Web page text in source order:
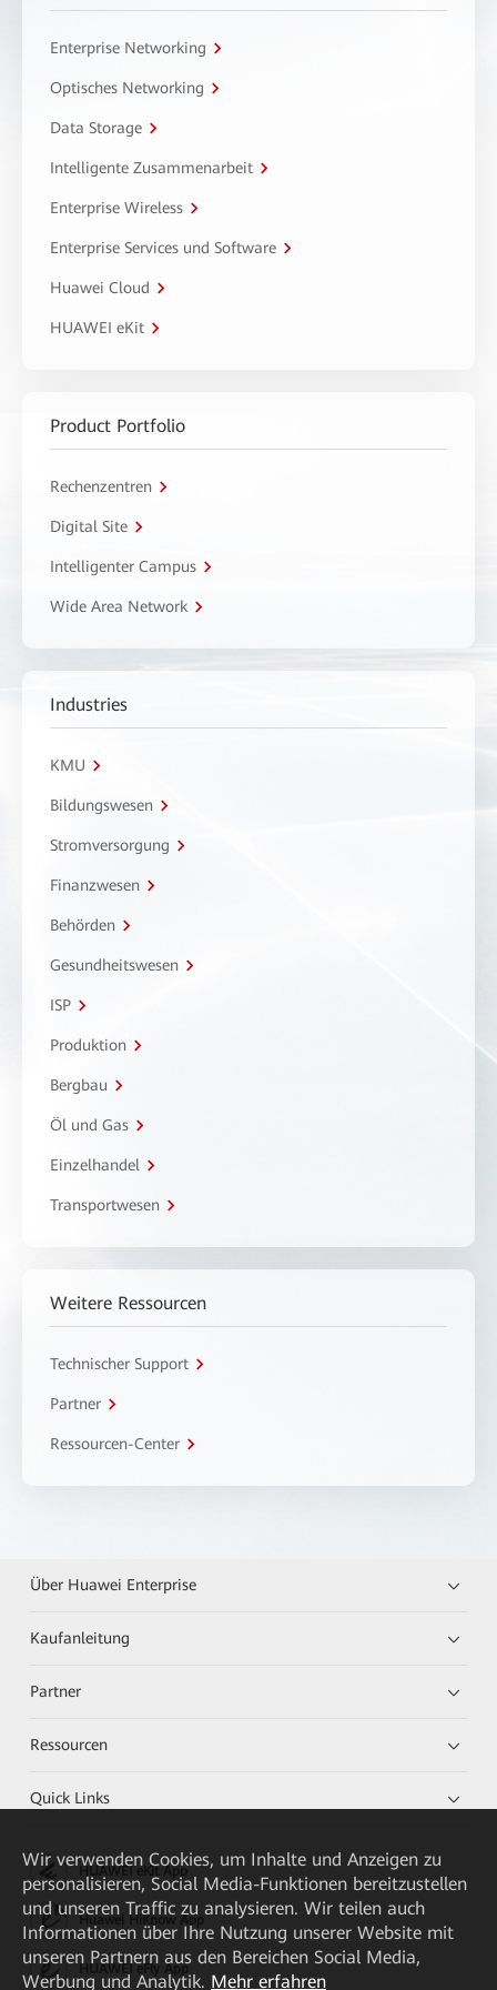
Enterprise Networking
Optisches Networking
Data Storage
Intelligente Zusammenarbeit
Enterprise Wireless
Enterprise Services und Software
Huawei Cloud
HUAWEI eKit
Product Portfolio
Rechenzentren
Digital Site
Intelligenter Campus
Wide Area Network
Industries
KMU
Bildungswesen
Stromversorgung
Finanzwesen
Behörden
Gesundheitswesen
ISP
Produktion
Bergbau
Öl und Gas
Einzelhandel
Transportwesen
Weitere Ressourcen
Technischer Support
Partner
Ressourcen-Center
Über Huawei Enterprise
Kaufanleitung
Partner
Ressourcen
Quick Links
HUAWEI eKit App
Huawei HiKnow App
HUAWEI eFly App
Wir verwenden Cookies, um Inhalte und Anzeigen zu
personalisieren, Social Media-Funktionen bereitzustellen
und unseren Traffic zu analysieren. Wir teilen auch
Informationen über Ihre Nutzung unserer Website mit
unseren Partnern aus den Bereichen Social Media,
Werbung und Analytik. Mehr erfahren